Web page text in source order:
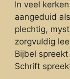
In veel
aangeduid
plechtig,
zorgvuldig
Bijbel
Schrift